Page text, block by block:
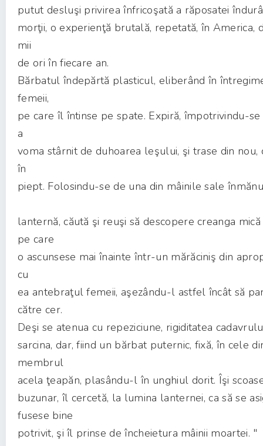
putut desluşi privirea înfricoşată a răposatei
morţii, o experienţă brutală, repetată, în America,
mii
de ori în fiecare an.
Bărbatul îndepărtă plasticul, eliberând în
femeii,
pe care îl întinse pe spate. Expiră, împotrivindu-
a
voma stârnit de duhoarea leşului, şi trase din nou,
în
piept. Folosindu-se de una din mâinile sale
lanternă, căută şi reuşi să descopere creanga
pe care
o ascunsese mai înainte într-un mărăciniş din
cu
ea antebraţul femeii, aşezându-l astfel încât să
către cer.
Deşi se atenua cu repeziciune, rigiditatea
sarcina, dar, fiind un bărbat puternic, fixă, în cele
membrul
acela ţeapăn, plasându-l în unghiul dorit. Îşi
buzunar, îl cercetă, la lumina lanternei, ca să se
fusese bine
potrivit, şi îl prinse de încheietura mâinii moartei. "